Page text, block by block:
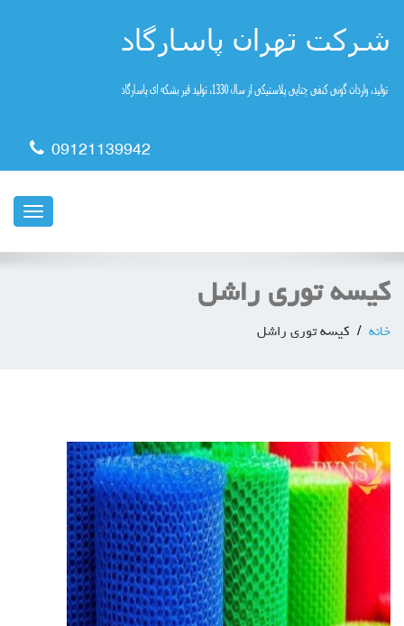
09121139942
ناوبری
کیسه توری راشل
خانه کیسه توری راشل